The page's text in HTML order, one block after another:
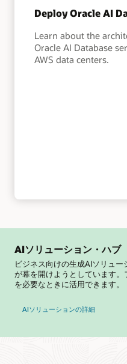
Deploy Oracle AI
Learn about the
Oracle AI Database
AWS data centers.
AIソリューション・ハブ
ビジネス向けの生成AIソリュ
が幕を開けようとしています
を必要なときに活用できます。
AIソリューションの詳細